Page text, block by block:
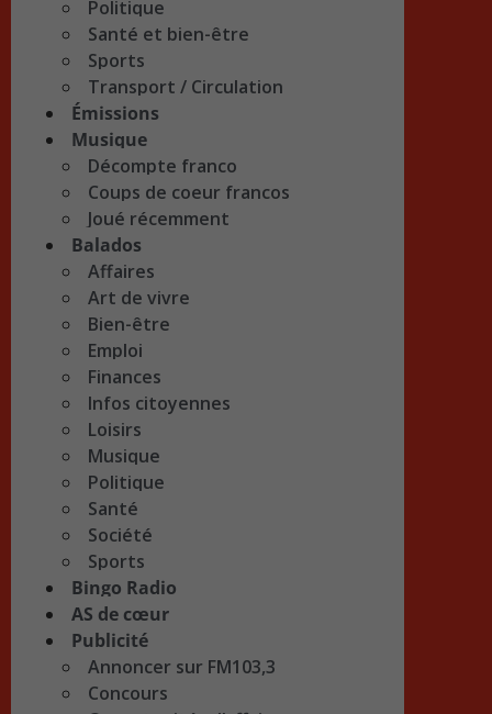
Politique
Santé et bien-être
Sports
Transport / Circulation
Émissions
Musique
Décompte franco
Coups de coeur francos
Joué récemment
Balados
Affaires
Art de vivre
Bien-être
Emploi
Finances
Infos citoyennes
Loisirs
Musique
Politique
Santé
Société
Sports
Bingo Radio
AS de cœur
Publicité
Annoncer sur FM103,3
Concours